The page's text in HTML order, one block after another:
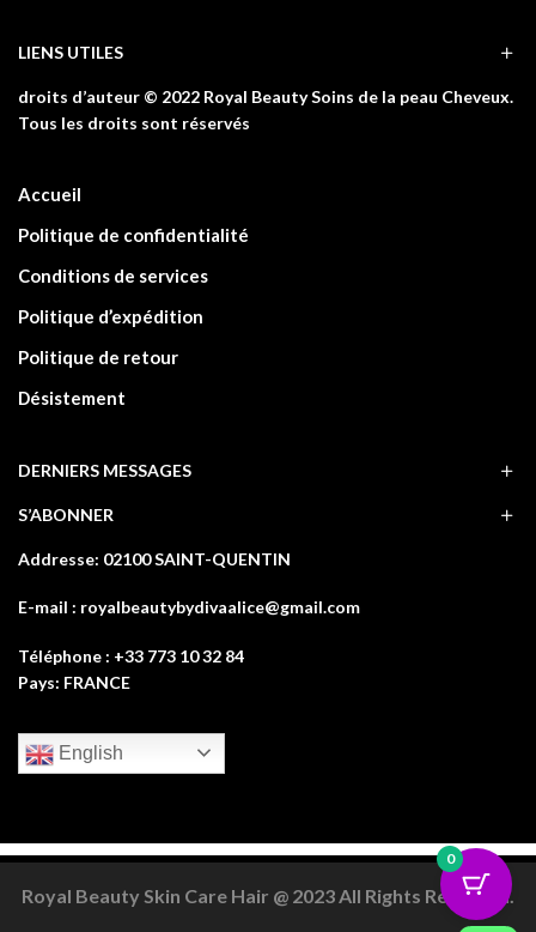
LIENS UTILES
droits d’auteur © 2022 Royal Beauty Soins de la peau Cheveux.
Tous les droits sont réservés
Accueil
Politique de confidentialité
Conditions de services
Politique d’expédition
Politique de retour
Désistement
DERNIERS MESSAGES
S’ABONNER
Addresse: 02100 SAINT-QUENTIN
E-mail : royalbeautybydivaalice@gmail.com
Téléphone : +33 773 10 32 84
Pays: FRANCE
English
Royal Beauty Skin Care Hair @ 2023 All Rights Reserved.
0